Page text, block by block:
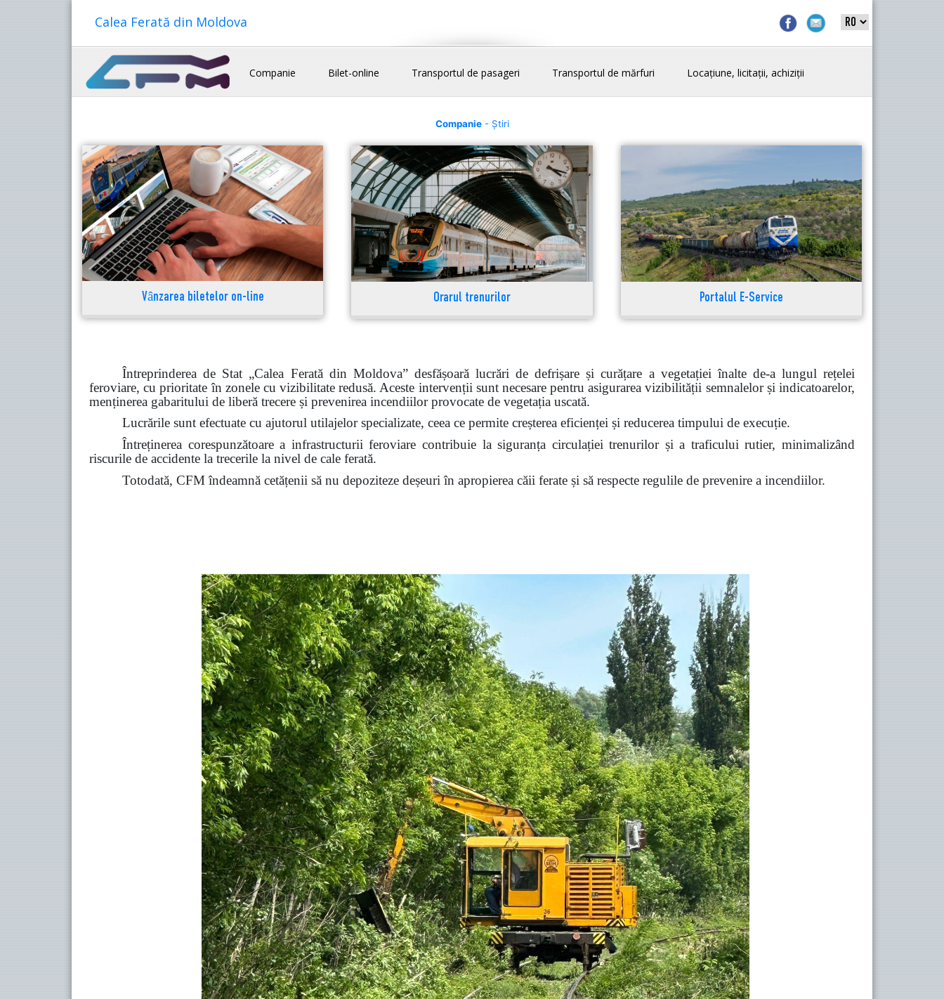
Calea Ferată din Moldova
Companie Bilet-online Transportul de pasageri Transportul de mărfuri Locațiune, licitații, achiziții
Companie- Știri
Vânzarea biletelor on-line Orarul trenurilor Portalul E-Service
Întreprinderea de Stat „Calea Ferată din Moldova” desfășoară lucrări de defrișare și curățare a vegetației înalte de-a lungul rețelei
feroviare, cu prioritate în zonele cu vizibilitate redusă. Aceste intervenții sunt necesare pentru asigurarea vizibilității semnalelor și indicatoarelor,
menținerea gabaritului de liberă trecere și prevenirea incendiilor provocate de vegetația uscată.
Lucrările sunt efectuate cu ajutorul utilajelor specializate, ceea ce permite creșterea eficienței și reducerea timpului de execuție.
Întreținerea corespunzătoare a infrastructurii feroviare contribuie la siguranța circulației trenurilor și a traficului rutier, minimalizând
riscurile de accidente la trecerile la nivel de cale ferată.
Totodată, CFM îndeamnă cetățenii să nu depoziteze deșeuri în apropierea căii ferate și să respecte regulile de prevenire a incendiilor.